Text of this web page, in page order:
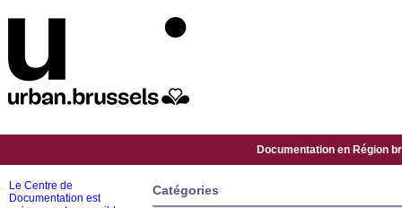
Documentation en Région
Catégories
Le Centre de
Documentation est